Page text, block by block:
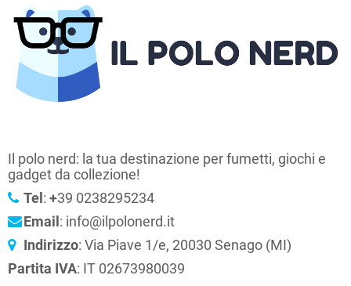
Il polo nerd: la tua destinazione per fumetti, giochi e
gadget da collezione!
Tel : +39 0238295234
Email : info@ilpolonerd.it
Indirizzo: Via Piave 1/e, 20030 Senago (MI)
Partita IVA: IT 02673980039